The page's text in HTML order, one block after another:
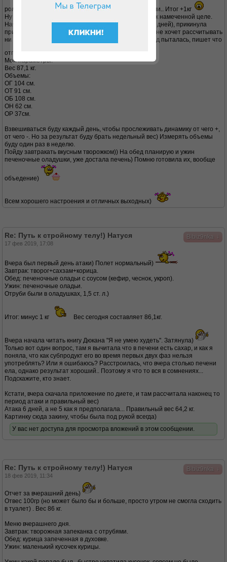
ролами вечером и вином, а они безследно не прошли.. Итог +1кг
Ну ничего, главное взять себя в руки и идти дальше к намеченной целе.
Начинаю Атаку 16 февраля 2019г. (атаковать буду 5 дней), прикинула
приблизительно период атаки, т.к. сайт Дюкана мне не хочет рассчитывать
ни атаку, ни правильный вес(( несколько дней подряд пыталась, пишет что
отправят на почту письмо, а ничего не приходит
Мои параметры:
Вес 87,1 кг.
Объемы:
ОГ 104 см.
ОТ 91 см.
ОБ 108 см.
ОН 62 см.
ОР 37см.
Взвешиваться буду каждый день, чтобы прослеживать динамику от чего +,
от чего -. Но за результат буду брать недельный вес) Измерять объемы
буду один раз в неделю.
Пойду завтракать вкусным творожком)) На обед планирую и ужин
печеночные оладушки, уже достала печень) Помню готовила их, вообще
объедение)
Всем хорошего настроения и отличных выходных)
Bibiz9nka
Re: Путь к стройному телу!) Натуся
17 фев 2019, 17:08
Вчера был первый день атаки) Полет нормальный)
Завтрак: творог+сахзам+корица.
Обед: печеночные оладьи с соусом (кефир, чеснок, укроп).
Ужин: печеночные оладьи.
Отруби были в оладушках, 1,5 ст. л.)
Итог: минус 1 кг Вес сегодня составляет 86,1кг.
Вчера начала читать книгу Дюкана "Я не умею худеть". Затянула)
Только вот один вопрос, там я вычитала что в печени есть сахар, и как я
поняла, что как субпродукт его во время первых двух фаз нельзя
употреблять? Или я ошибаюсь? Расстроилась, что вчера столько печени
ела, однако результат хороший.. Поэтому я что то вся в сомнениях...
Подскажите, кто знает.
Кстати, вчера скачала приложение по диете, и там рассчитала наконец то
период атаки и правильный вес)
Атака 6 дней, а не 5 как я предполагала... Правильный вес 64,2 кг.
Картинку сюда закину, чтобы была под рукой всегда)
У вас нет доступа для просмотра вложений в этом сообщении.
Bibiz9nka
Re: Путь к стройному телу!) Натуся
18 фев 2019, 11:34
Отчет за вчерашний день)
Отвес 100гр (но может было бы и больше, просто утром не смогла сходить
в туалет) . Вес 86 кг.
Меню вчерашнего дня.
Завтрак: творожная запеканка с отрубями.
Обед: курица запеченная в духовке.
Ужин: маленький кусочек курицы.